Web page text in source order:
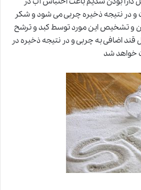
در نتیجه ذخیره چربی می شود و شکر
و تشخیص این مورد توسط کبد و ترشح
قند اضافی به چربی و در نتیجه ذخیره در
خواهد شد